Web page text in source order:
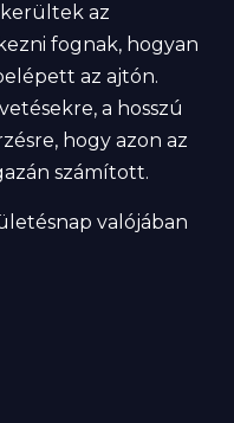
az
fognak, hogyan
az ajtón.
a hosszú
hogy azon az
számított.
valójában